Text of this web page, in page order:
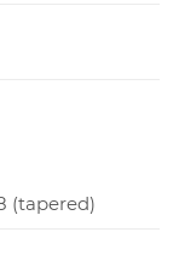
(tapered)